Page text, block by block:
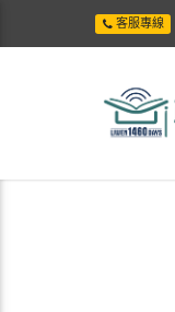
客服專線